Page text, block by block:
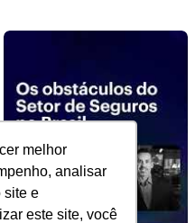
melhor
analisar
site e
este site, você